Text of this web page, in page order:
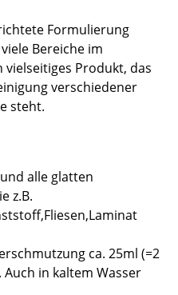
Formulierung
Bereiche im
Produkt, das
verschiedener
steht.
alle glatten
z.B.
ca. 25ml (=2
Auch in kaltem Wasser